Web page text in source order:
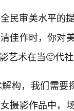
民审美水平的
佳作时，你对
艺术在当🙂代
构，我们需要
摄影作品中，